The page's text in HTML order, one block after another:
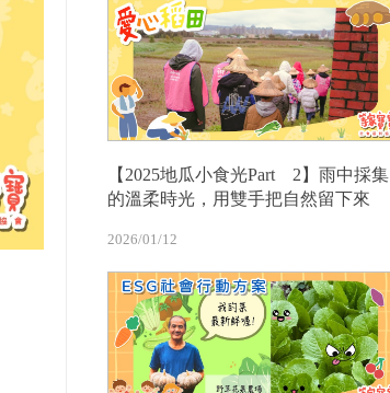
【2025地瓜小食光Part 2】雨中採集
的溫柔時光，用雙手把自然留下來
2026/01/12